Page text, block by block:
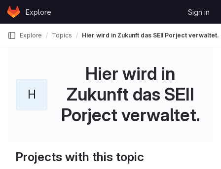
Skip to content
GitLabExplore Sign in
Explore Topics Hier wird in Zukunft das SEII Porject verwaltet.
H
Hier wird in
Zukunft das SEII
Porject verwaltet.
Projects with this topic